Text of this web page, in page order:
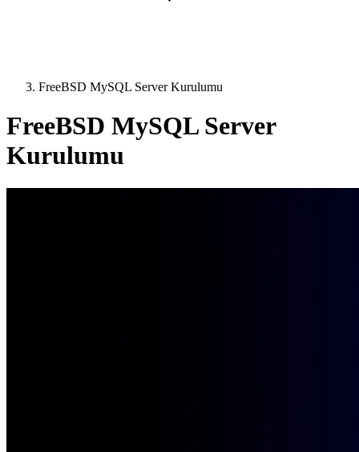
FreeBSD MySQL Server Kurulumu
FreeBSD MySQL Server
Kurulumu